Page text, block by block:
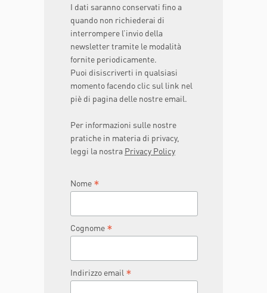
I dati saranno conservati fino a
quando non richiederai di
interrompere l’invio della
newsletter tramite le modalità
fornite periodicamente.
Puoi disiscriverti in qualsiasi
momento facendo clic sul link nel
piè di pagina delle nostre email.
Per informazioni sulle nostre
pratiche in materia di privacy,
leggi la nostra Privacy Policy
Nome *
Cognome *
Indirizzo email *